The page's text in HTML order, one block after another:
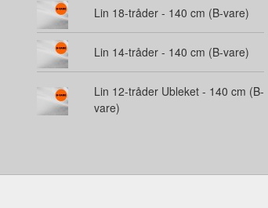
Lin 18-tråder - 140 cm (B-vare)
Lin 14-tråder - 140 cm (B-vare)
Lin 12-tråder Ubleket - 140 cm (B-
vare)